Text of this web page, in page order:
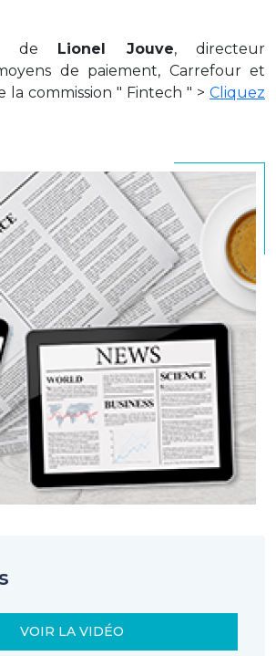
de Lionel Jouve, directeur
de paiement, Carrefour et
la commission " Fintech " > Cliquez
VOIR LA VIDÉO